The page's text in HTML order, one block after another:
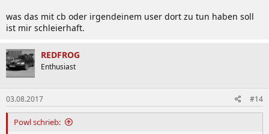
was das mit cb oder irgendeinem user dort zu tun haben soll
ist mir schleierhaft.
REDFROG
Enthusiast
03.08.2017 #14
Powl schrieb: